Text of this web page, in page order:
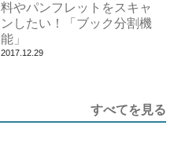
料やパンフレットをスキャ
ンしたい！「ブック分割機
能」
2017.12.29
すべてを見る